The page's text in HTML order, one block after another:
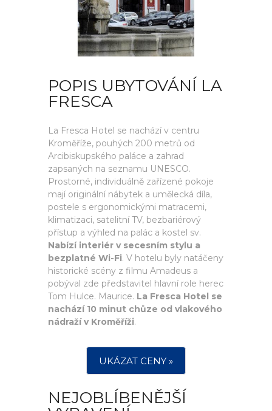
POPIS UBYTOVÁNÍ LA
FRESCA
La Fresca Hotel se nachází v centru
Kroměříže, pouhých 200 metrů od
Arcibiskupského paláce a zahrad
zapsaných na seznamu UNESCO.
Prostorné, individuálně zařízené pokoje
mají originální nábytek a umělecká díla,
postele s ergonomickými matracemi,
klimatizaci, satelitní TV, bezbariérový
přístup a výhled na palác a kostel sv.
Nabízí interiér v secesním stylu a
bezplatné Wi-Fi. V hotelu byly natáčeny
historické scény z filmu Amadeus a
pobýval zde představitel hlavní role herec
Tom Hulce. Maurice. La Fresca Hotel se
nachází 10 minut chůze od vlakového
nádraží v Kroměříži.
UKÁZAT CENY »
NEJOBLÍBENĚJŠÍ